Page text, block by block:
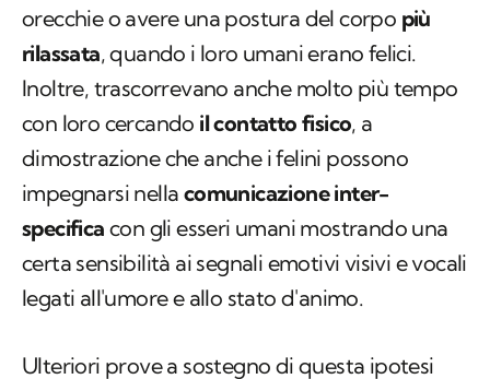
positivi, come per esempio portare in avanti le
orecchie o avere una postura del corpopiù
rilassata, quando i loro umani erano felici.
Inoltre, trascorrevano anche molto più tempo
con loro cercandoil contatto fisico, a
dimostrazione che anche i felini possono
impegnarsi nellacomunicazione inter-
specificacon gli esseri umani mostrando una
certa sensibilità ai segnali emotivi visivi e vocali